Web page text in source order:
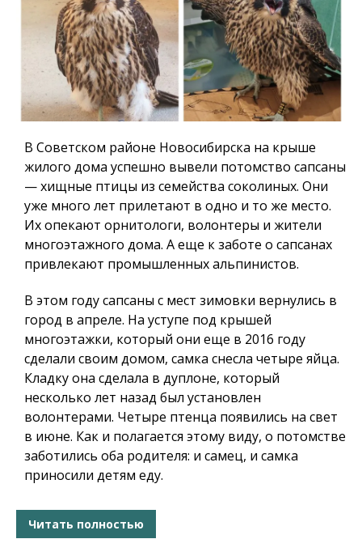
В Советском районе Новосибирска на крыше
жилого дома успешно вывели потомство сапсаны
— хищные птицы из семейства соколиных. Они
уже много лет прилетают в одно и то же место.
Их опекают орнитологи, волонтеры и жители
многоэтажного дома. А еще к заботе о сапсанах
привлекают промышленных альпинистов.
В этом году сапсаны с мест зимовки вернулись в
город в апреле. На уступе под крышей
многоэтажки, который они еще в 2016 году
сделали своим домом, самка снесла четыре яйца.
Кладку она сделала в дуплоне, который
несколько лет назад был установлен
волонтерами. Четыре птенца появились на свет
в июне. Как и полагается этому виду, о потомстве
заботились оба родителя: и самец, и самка
приносили детям еду.
Читать полностью